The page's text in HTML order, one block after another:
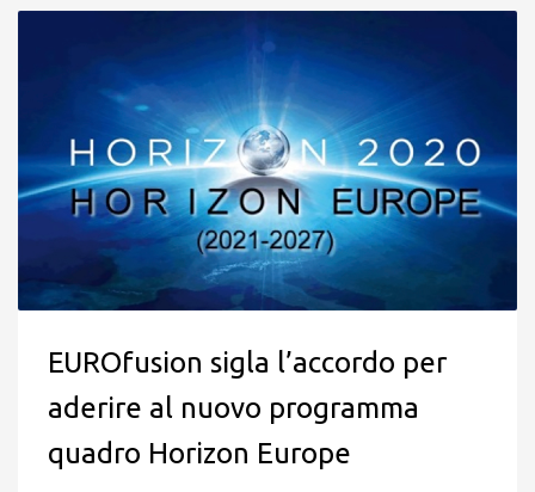
EUROfusion sigla l’accordo per
aderire al nuovo programma
quadro Horizon Europe